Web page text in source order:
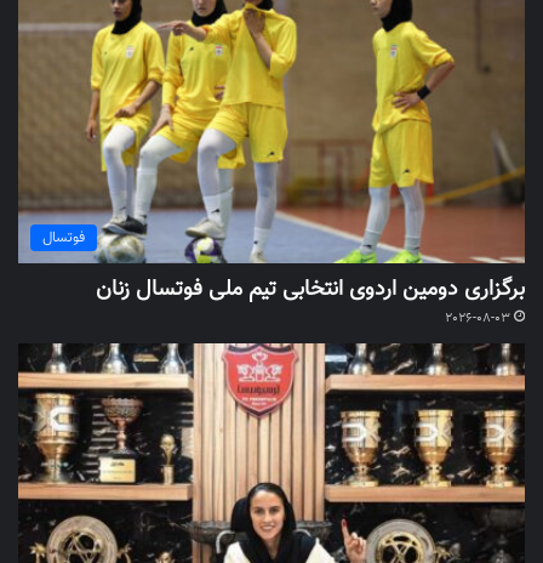
فوتسال
برگزاری دومین اردوی انتخابی تیم ملی فوتسال زنان
2026-08-03